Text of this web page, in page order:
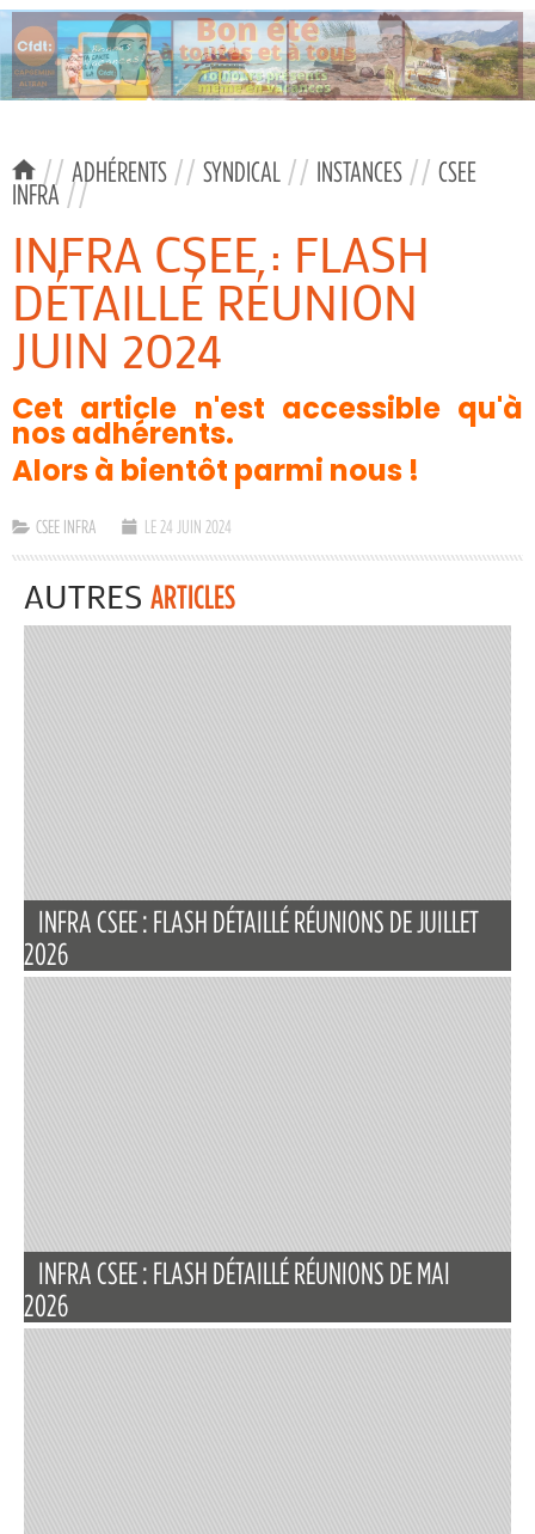
// ADHÉRENTS // SYNDICAL // INSTANCES // CSEE
INFRA //
INFRA CSEE : FLASH
DÉTAILLÉ RÉUNION
JUIN 2024
Cet article n'est accessible qu'à
nos adhérents.
Alors à bientôt parmi nous !
CSEE INFRA LE 24 JUIN 2024
AUTRES ARTICLES
INFRA CSEE : FLASH DÉTAILLÉ RÉUNIONS DE JUILLET
2026
INFRA CSEE : FLASH DÉTAILLÉ RÉUNIONS DE MAI
2026